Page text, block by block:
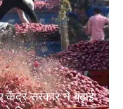
सरकार ने बढ़ाई